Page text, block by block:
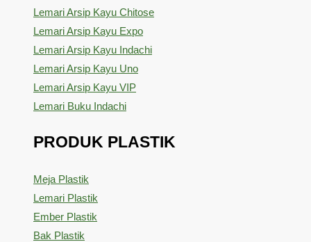
Lemari Arsip Kayu Chitose
Lemari Arsip Kayu Expo
Lemari Arsip Kayu Indachi
Lemari Arsip Kayu Uno
Lemari Arsip Kayu VIP
Lemari Buku Indachi
PRODUK PLASTIK
Meja Plastik
Lemari Plastik
Ember Plastik
Bak Plastik